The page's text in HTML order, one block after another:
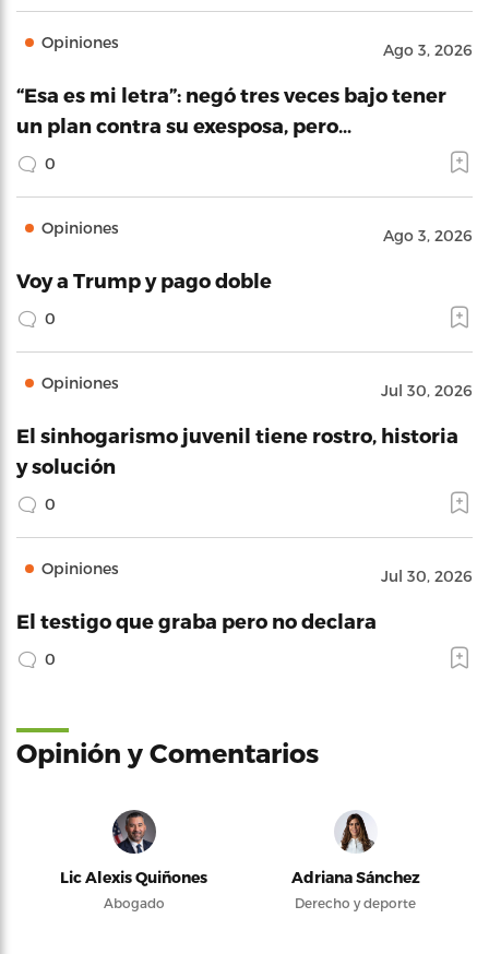
Opiniones Ago 3, 2026
“Esa es mi letra”: negó tres veces bajo tener
un plan contra su exesposa, pero…
0
Opiniones Ago 3, 2026
Voy a Trump y pago doble
0
Opiniones Jul 30, 2026
El sinhogarismo juvenil tiene rostro, historia
y solución
0
Opiniones Jul 30, 2026
El testigo que graba pero no declara
0
Opinión y Comentarios
Lic Alexis Quiñones
Abogado
Adriana Sánchez
Derecho y deporte